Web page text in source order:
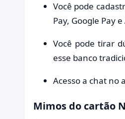
Você pode
Pay, Google Pay
Você pode tirar
esse banco
Acesso a chat no
Mimos do cartão